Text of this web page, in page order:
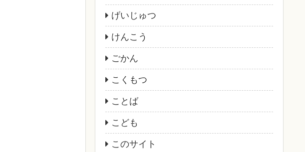
げいじゅつ
けんこう
ごかん
こくもつ
ことば
こども
このサイト